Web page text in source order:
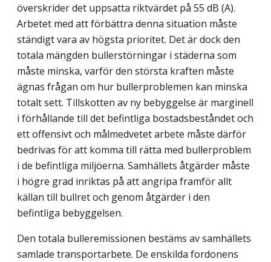
överskrider det uppsatta riktvärdet på 55 dB (A).
Arbetet med att förbättra denna situation måste
ständigt vara av högsta prioritet. Det är dock den
totala mängden bullerstörningar i städerna som
måste minska, varför den största kraften måste
ägnas frågan om hur bullerproblemen kan minska
totalt sett. Tillskotten av ny bebyggelse är marginell
i förhållande till det befintliga bostadsbeståndet och
ett offensivt och målmedvetet arbete måste därför
bedrivas för att komma till rätta med bullerproblem
i de befintliga miljöerna. Samhällets åtgärder måste
i högre grad inriktas på att angripa framför allt
källan till bullret och genom åtgärder i den
befintliga bebyggelsen.
Den totala bulleremissionen bestäms av samhällets
samlade transportarbete. De enskilda fordonens